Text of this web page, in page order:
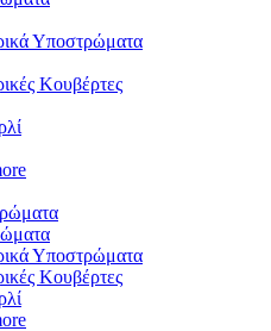
Υποστρώματα
Κουβέρτες
Υποστρώματα
Κουβέρτες